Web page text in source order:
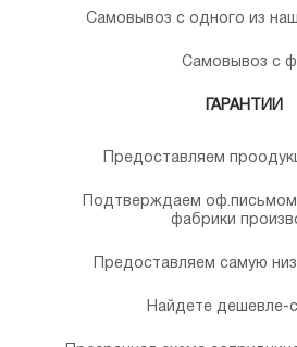
Самовывоз с одного из
Самовывоз с
ГАРАНТИИ
Предоставляем
Подтверждаем
фабрики
Предоставляем самую
Найдете дешевле-